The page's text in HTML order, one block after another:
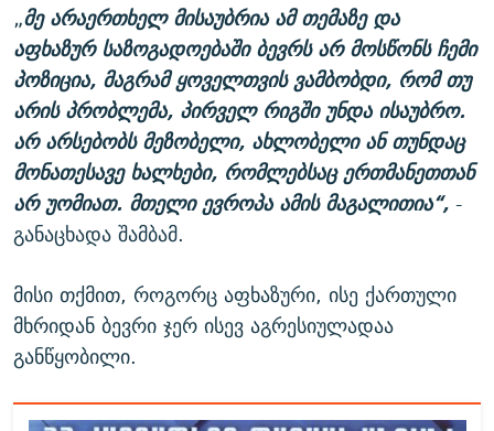
„მე არაერთხელ მისაუბრია ამ თემაზე და
აფხაზურ საზოგადოებაში ბევრს არ მოსწონს ჩემი
პოზიცია, მაგრამ ყოველთვის ვამბობდი, რომ თუ
არის პრობლემა, პირველ რიგში უნდა ისაუბრო.
არ არსებობს მეზობელი, ახლობელი ან თუნდაც
მონათესავე ხალხები, რომლებსაც ერთმანეთთან
არ უომიათ. მთელი ევროპა ამის მაგალითია“,-
განაცხადა შამბამ.
მისი თქმით, როგორც აფხაზური, ისე ქართული
მხრიდან ბევრი ჯერ ისევ აგრესიულადაა
განწყობილი.